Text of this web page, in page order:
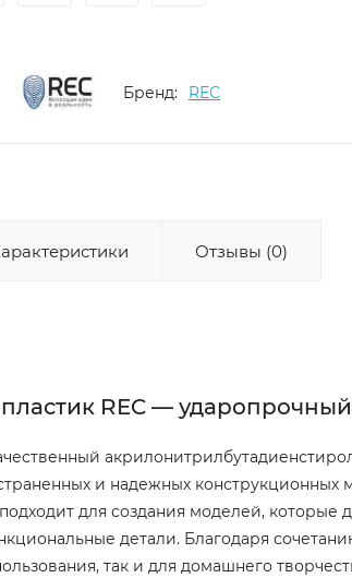
Бренд: REC
Отзывы (0)
REC —
и надежных
для создания моделей,
детали. Благодаря
так и для домашнего